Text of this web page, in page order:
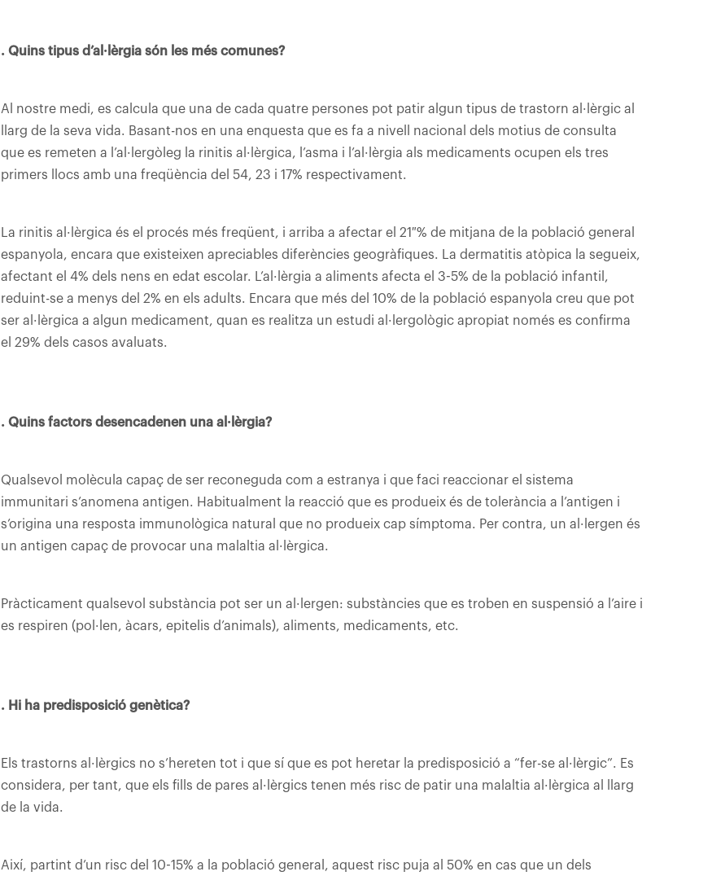
. Quins tipus d’al·lèrgia són les més comunes?
Al nostre medi, es calcula que una de cada quatre persones pot patir algun tipus de trastorn al·lèrgic al
llarg de la seva vida. Basant-nos en una enquesta que es fa a nivell nacional dels motius de consulta
que es remeten a l’al·lergòleg la rinitis al·lèrgica, l’asma i l’al·lèrgia als medicaments ocupen els tres
primers llocs amb una freqüència del 54, 23 i 17% respectivament.
La rinitis al·lèrgica és el procés més freqüent, i arriba a afectar el 21 % de mitjana de la població general
espanyola, encara que existeixen apreciables diferències geogràfiques. La dermatitis atòpica la segueix,
afectant el 4% dels nens en edat escolar. L’al·lèrgia a aliments afecta el 3-5% de la població infantil,
reduint-se a menys del 2% en els adults. Encara que més del 10% de la població espanyola creu que pot
ser al·lèrgica a algun medicament, quan es realitza un estudi al·lergològic apropiat només es confirma
el 29% dels casos avaluats.
. Quins factors desencadenen una al·lèrgia?
Qualsevol molècula capaç de ser reconeguda com a estranya i que faci reaccionar el sistema
immunitari s’anomena antigen. Habitualment la reacció que es produeix és de tolerància a l’antigen i
s’origina una resposta immunològica natural que no produeix cap símptoma. Per contra, un al·lergen és
un antigen capaç de provocar una malaltia al·lèrgica.
Pràcticament qualsevol substància pot ser un al·lergen: substàncies que es troben en suspensió a l’aire i
es respiren (pol·len, àcars, epitelis d’animals), aliments, medicaments, etc.
. Hi ha predisposició genètica?
Els trastorns al·lèrgics no s’hereten tot i que sí que es pot heretar la predisposició a “fer-se al·lèrgic”. Es
considera, per tant, que els fills de pares al·lèrgics tenen més risc de patir una malaltia al·lèrgica al llarg
de la vida.
Així, partint d’un risc del 10-15% a la població general, aquest risc puja al 50% en cas que un dels